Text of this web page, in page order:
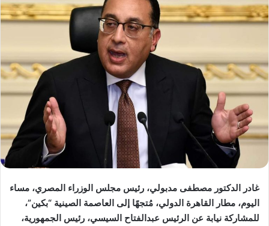
غادر الدكتور مصطفى مدبولي، رئيس مجلس الوزراء المصري، مساء
اليوم، مطار القاهرة الدولي، مُتجهًا إلى العاصمة الصينية “بكين”،
للمشاركة نيابة عن الرئيس عبدالفتاح السيسي، رئيس الجمهورية،